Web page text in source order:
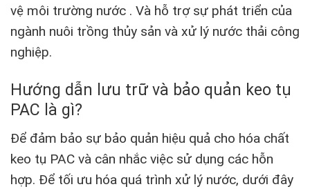
vệ môi trường nước . Và hỗ trợ sự phát triển của
ngành nuôi trồng thủy sản và xử lý nước thải công
nghiệp.
Hướng dẫn lưu trữ và bảo quản keo tụ
PAC là gì?
Để đảm bảo sự bảo quản hiệu quả cho hóa chất
keo tụ PAC và cân nhắc việc sử dụng các hỗn
hợp. Để tối ưu hóa quá trình xử lý nước, dưới đây